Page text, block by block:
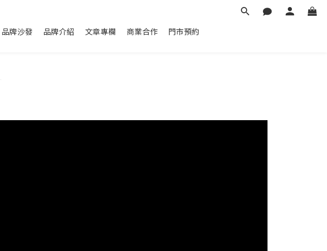
品牌沙發 品牌介紹 文章專欄 商業合作 門市預約